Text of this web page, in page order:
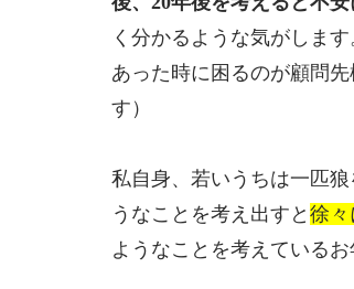
く分かるような気がしま
あった時に困るのが顧問
す）
私自身、若いうちは一匹
うなことを考え出すと 徐々
ようなことを考えているお